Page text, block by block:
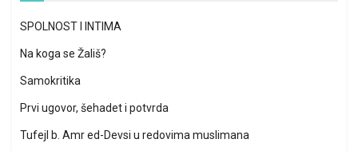
SPOLNOST I INTIMA
Na koga se Žališ?
Samokritika
Prvi ugovor, šehadet i potvrda
Tufejl b. Amr ed-Devsi u redovima muslimana